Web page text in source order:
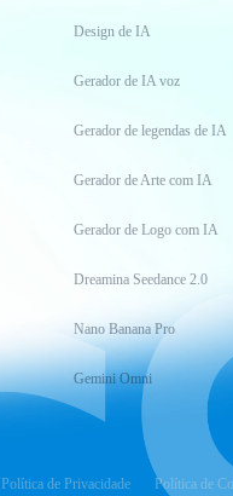
Design de IA
Gerador de IA voz
Gerador de legendas de IA
Gerador de Arte com IA
Gerador de Logo com IA
Dreamina Seedance 2.0
Nano Banana Pro
Gemini Omni
Política de Privacidade Política de